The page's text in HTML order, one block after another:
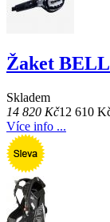
Žaket
Skladem
14 820 Kč12 610
Více info ...